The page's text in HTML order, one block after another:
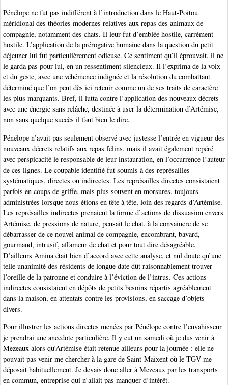
Pénélope ne fut pas indifférent à l’introduction dans le Haut-Poitou
méridional des théories modernes relatives aux repas des animaux de
compagnie, notamment des chats. Il leur fut d’emblée hostile, carrément
hostile. L’application de la prérogative humaine dans la question du petit
déjeuner lui fut particulièrement odieuse. Ce sentiment qu’il éprouvait, il ne
le garda pas pour lui, en un ressentiment silencieux. Il l’exprima de la voix
et du geste, avec une véhémence indignée et la résolution du combattant
déterminé que l’on peut dès ici retenir comme un de ses traits de caractère
les plus marquants. Bref, il lutta contre l’application des nouveaux décrets
avec une énergie sans relâche, destinée à user la détermination d’Artémise,
non sans quelque succès il faut bien le dire.
Pénélope n’avait pas seulement observé avec justesse l’entrée en vigueur des
nouveaux décrets relatifs aux repas félins, mais il avait également repéré
avec perspicacité le responsable de leur instauration, en l’occurrence l’auteur
de ces lignes. Le coupable identifié fut soumis à des représailles
systématiques, directes ou indirectes. Les représailles directes consistaient
parfois en coups de griffe, mais plus souvent en morsures, toujours
administrées lorsque nous étions en tête à tête, loin des regards d’Artémise.
Les représailles indirectes prenaient la forme d’actions de dissuasion envers
Artémise, de pressions de nature, pensait le chat, à la convaincre de se
débarrasser de ce nouvel animal de compagnie, encombrant, bavard,
gourmand, intrusif, affameur de chat et pour tout dire désagréable.
D’ailleurs Amina était bien d’accord avec cette analyse, et nul doute qu’une
telle unanimité des résidents de longue date dût raisonnablement trouver
l’oreille de la patronne et conduire à l’éviction de l’intrus. Ces actions
indirectes consistaient en dépôts de petits besoins répartis agréablement
dans la maison, en attentats contre les provisions, en saccage d’objets
divers.
Pour illustrer les actions directes menées par Pénélope contre l’envahisseur
je prendrai une anecdote particulière. Il y eut un samedi où je dus venir à
Mezeaux alors qu’Artémise était retenue ailleurs pour la journée : elle ne
pouvait pas venir me chercher à la gare de Saint-Maixent où le TGV me
déposait habituellement. Je devais donc aller à Mezeaux par les transports
en commun, entreprise qui n’allait pas manquer d’intérêt.